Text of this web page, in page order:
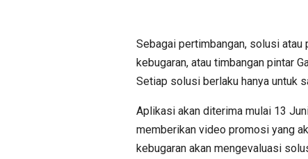
Sebagai pertimbangan, solusi
kebugaran, atau timbangan pintar
Setiap solusi berlaku hanya untuk
Aplikasi akan diterima mulai 13
memberikan video promosi yang
kebugaran akan mengevaluasi